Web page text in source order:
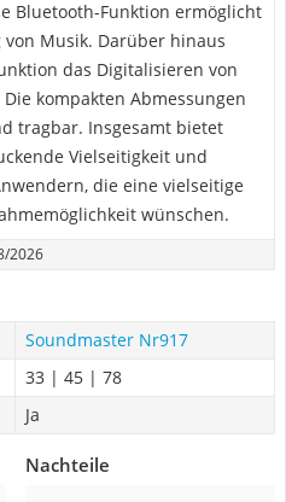
Bluetooth-Funktion ermöglicht
Musik. Darüber hinaus
das Digitalisieren von
kompakten Abmessungen
tragbar. Insgesamt bietet
Vielseitigkeit und
die eine vielseitige
wünschen.
2026
Soundmaster Nr917
33 | 45 | 78
Ja
Nachteile